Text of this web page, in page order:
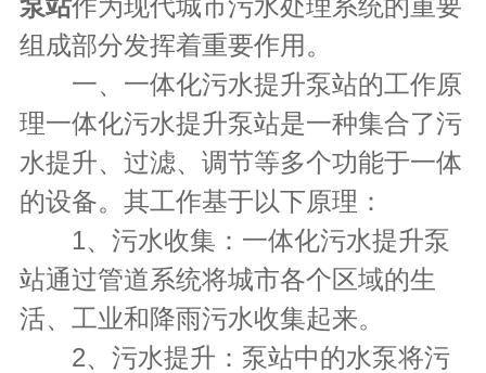
组成部分发挥着重要作用。
一、一体化污水提升泵站的工作原
理一体化污水提升泵站是一种集合了污
水提升、过滤、调节等多个功能于一体
的设备。其工作基于以下原理：
1、污水收集：一体化污水提升泵
站通过管道系统将城市各个区域的生
活、工业和降雨污水收集起来。
2、污水提升：泵站中的水泵将污